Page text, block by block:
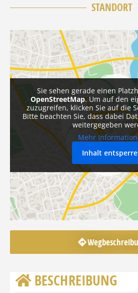
STANDORT
Sie sehen gerade einen
OpenStreetMap. Um auf den
zuzugreifen, klicken Sie auf die
Bitte beachten Sie, dass dabei
weitergegeben
Mehr
Inhalt
BESCHREIBUNG